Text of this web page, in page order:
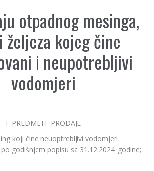
otpadnog mesinga,
željeza kojeg čine
i neupotrebljivi
vodomjeri
I PREDMETI PRODAJE
koji čine neuoptrebljivi vodomjeri
godišnjem popisu sa 31.12.2024. godine;